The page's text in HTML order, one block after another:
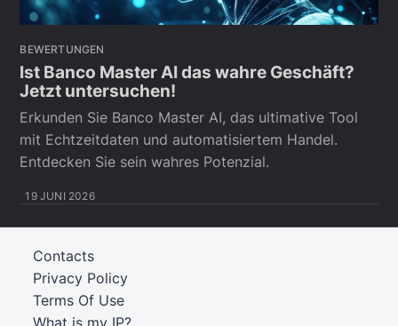
BEWERTUNGEN
Ist Banco Master AI das wahre Geschäft?
Jetzt untersuchen!
Erkunden Sie Banco Master AI, das ultimative Tool
mit Echtzeitdaten und automatisiertem Handel.
Entdecken Sie sein wahres Potenzial.
19 JUNI 2026
Terms Of Use
Privacy Policy
Contacts